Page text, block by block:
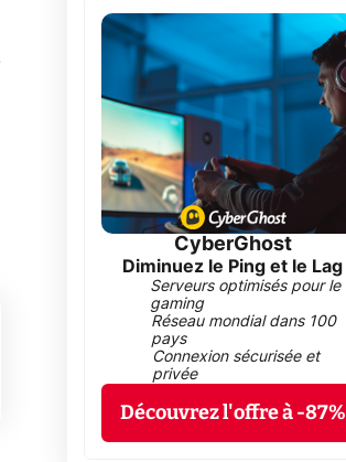
CyberGhost
Diminuez le Ping et le Lag
Serveurs optimisés pour le
gaming
Réseau mondial dans 100
pays
Connexion sécurisée et
privée
Découvrez l'offre à -87%